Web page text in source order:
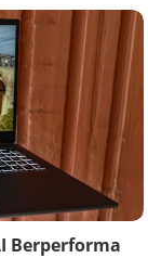
Berperforma